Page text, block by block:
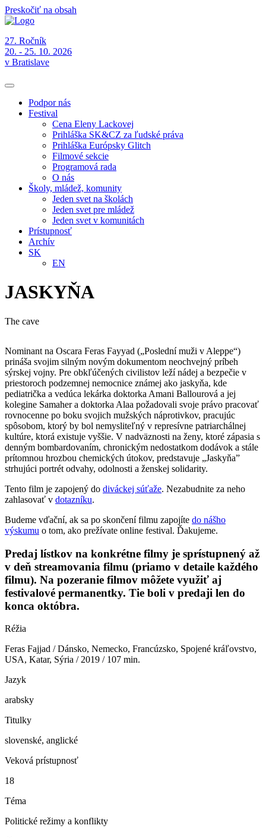
Preskočiť na obsah
27. Ročník
20. - 25. 10. 2026
v Bratislave
Podpor nás
Festival
Cena Eleny Lackovej
Prihláška SK&CZ za ľudské práva
Prihláška Európsky Glitch
Filmové sekcie
Programová rada
O nás
Školy, mládež, komunity
Jeden svet na školách
Jeden svet pre mládež
Jeden svet v komunitách
Prístupnosť
Archív
SK
EN
JASKYŇA
The cave
Nominant na Oscara Feras Fayyad („Poslední muži v Aleppe“)
prináša svojim silným novým dokumentom neochvejný príbeh
sýrskej vojny. Pre obkľúčených civilistov leží nádej a bezpečie v
priestoroch podzemnej nemocnice známej ako jaskyňa, kde
pediatrička a vedúca lekárka doktorka Amani Ballourová a jej
kolegine Samaher a doktorka Alaa požadovali svoje právo pracovať
rovnocenne po boku svojich mužských náprotivkov, pracujúc
spôsobom, ktorý by bol nemysliteľný v represívne patriarchálnej
kultúre, ktorá existuje vyššie. V nadväznosti na ženy, ktoré zápasia s
denným bombardovaním, chronickým nedostatkom dodávok a stále
prítomnou hrozbou chemických útokov, predstavuje „Jaskyňa”
strhujúci portrét odvahy, odolnosti a ženskej solidarity.
Tento film je zapojený do diváckej súťaže. Nezabudnite za neho
zahlasovať v dotazníku.
Budeme vďační, ak sa po skončení filmu zapojíte do nášho
výskumu o tom, ako prežívate online festival. Ďakujeme.
Predaj lístkov na konkrétne filmy je sprístupnený až
v deň streamovania filmu (priamo v detaile každého
filmu). Na pozeranie filmov môžete využiť aj
festivalové permanentky. Tie boli v predaji len do
konca októbra.
Réžia
Feras Fajjad / Dánsko, Nemecko, Francúzsko, Spojené kráľovstvo,
USA, Katar, Sýria / 2019 / 107 min.
Jazyk
arabsky
Titulky
slovenské, anglické
Veková prístupnosť
18
Téma
Politické režimy a konflikty